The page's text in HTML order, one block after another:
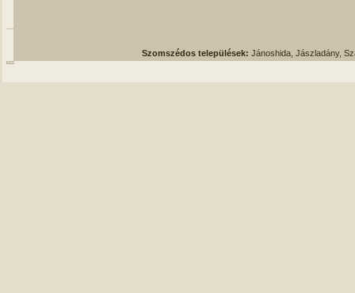
Szomszédos települések: Jánoshida, Jászladány,